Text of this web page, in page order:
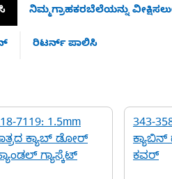
ನಿಮ್ಮಗ್ರಾಹಕರಬೆಲೆಯನ್ನು
ರಿಟರ್ನ್ ಪಾಲಿಸಿ
7119: 1.5mm
ಕ್ಯಾಬ್ ಡೋರ್‌
ಗ್ಯಾಸ್ಕೆಟ್
343-
ಕವರ್